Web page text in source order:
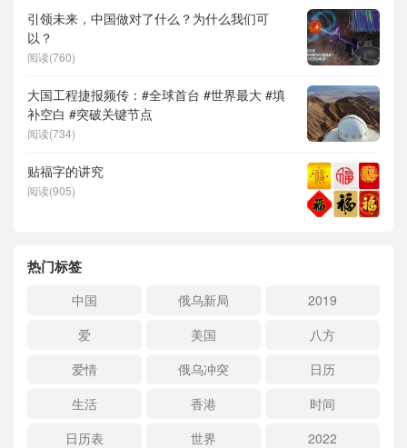
引领未来，中国做对了什么？为什么我们可
以？
阅读(760)
大国工程捷报频传：#全球首台 #世界最大 #填
补空白 #突破关键节点
阅读(734)
贴福字的讲究
阅读(905)
热门标签
中国 俄乌新局
2019
爱
美国
八方
爱情
俄乌冲突
日历
生活
香港
时间
日历表
世界
2022